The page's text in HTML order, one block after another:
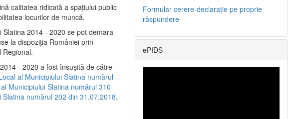
calitatea ridicată a spaţiului public
locurilor de muncă.
2014 - 2020 se pot demara
la dispoziţia României prin
Regional.
- 2020 a fost însuşită de către
al Municipiului Slatina numărul
Municipiului Slatina numărul 310
numărul 202 din 31.07.2018.
Formular cerere-declarație pe proprie
răspundere
ePIDS